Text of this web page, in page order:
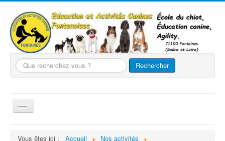
Que
recherchez-
vous
Rechercher
Basculer
la
Vous êtes ici : Accueil
Nos activités